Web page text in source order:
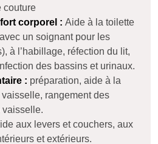
couture
corporel : Aide à la toilette
un soignant pour les
à l’habillage, réfection du lit,
des bassins et urinaux.
: préparation, aide à la
rangement des
vaisselle.
aux levers et couchers, aux
et extérieurs.